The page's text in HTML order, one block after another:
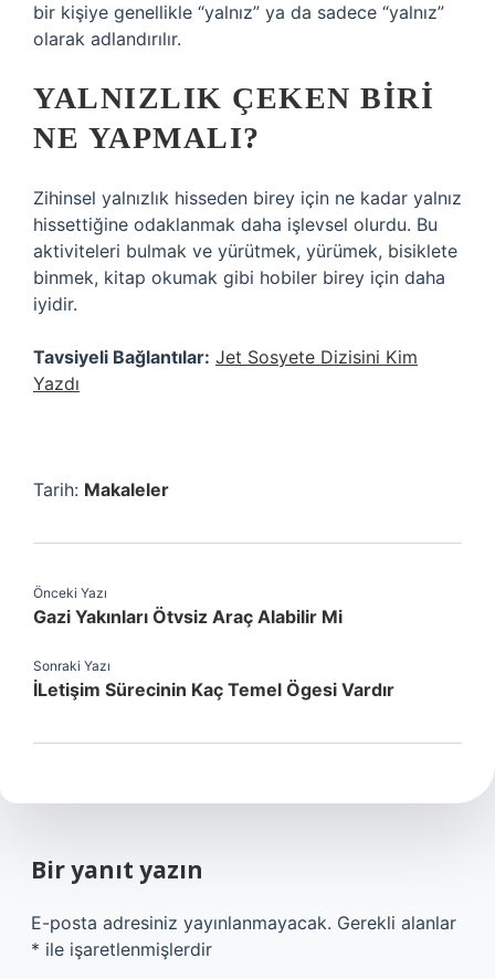
bir kişiye genellikle “yalnız” ya da sadece “yalnız”
olarak adlandırılır.
YALNIZLIK ÇEKEN BIRI
NE YAPMALI?
Zihinsel yalnızlık hisseden birey için ne kadar yalnız
hissettiğine odaklanmak daha işlevsel olurdu. Bu
aktiviteleri bulmak ve yürütmek, yürümek, bisiklete
binmek, kitap okumak gibi hobiler birey için daha
iyidir.
Tavsiyeli Bağlantılar: Jet Sosyete Dizisini Kim
Yazdı
Tarih: Makaleler
Önceki Yazı
Gazi Yakınları Ötvsiz Araç Alabilir Mi
Sonraki Yazı
İLetişim Sürecinin Kaç Temel Ögesi Vardır
Bir yanıt yazın
E-posta adresiniz yayınlanmayacak. Gerekli alanlar
* ile işaretlenmişlerdir